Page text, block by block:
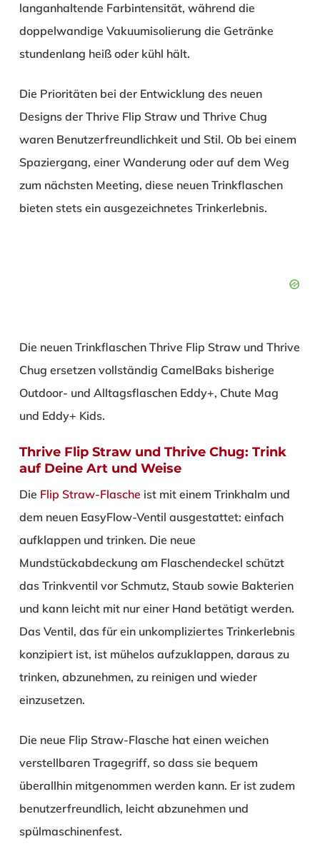
langanhaltende Farbintensität, während die
doppelwandige Vakuumisolierung die Getränke
stundenlang heiß oder kühl hält.
Die Prioritäten bei der Entwicklung des neuen
Designs der Thrive Flip Straw und Thrive Chug
waren Benutzerfreundlichkeit und Stil. Ob bei einem
Spaziergang, einer Wanderung oder auf dem Weg
zum nächsten Meeting, diese neuen Trinkflaschen
bieten stets ein ausgezeichnetes Trinkerlebnis.
Die neuen Trinkflaschen Thrive Flip Straw und Thrive
Chug ersetzen vollständig CamelBaks bisherige
Outdoor- und Alltagsflaschen Eddy+, Chute Mag
und Eddy+ Kids.
Thrive Flip Straw und Thrive Chug: Trink
auf Deine Art und Weise
Die Flip Straw-Flasche ist mit einem Trinkhalm und
dem neuen EasyFlow-Ventil ausgestattet: einfach
aufklappen und trinken. Die neue
Mundstückabdeckung am Flaschendeckel schützt
das Trinkventil vor Schmutz, Staub sowie Bakterien
und kann leicht mit nur einer Hand betätigt werden.
Das Ventil, das für ein unkompliziertes Trinkerlebnis
konzipiert ist, ist mühelos aufzuklappen, daraus zu
trinken, abzunehmen, zu reinigen und wieder
einzusetzen.
Die neue Flip Straw-Flasche hat einen weichen
verstellbaren Tragegriff, so dass sie bequem
überallhin mitgenommen werden kann. Er ist zudem
benutzerfreundlich, leicht abzunehmen und
spülmaschinenfest.